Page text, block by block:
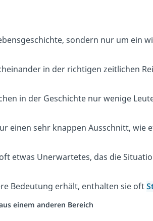
sondern nur um ein
in der richtigen zeitlichen
in der Geschichte nur wenige
einen sehr knappen Ausschnitt, wie
etwas Unerwartetes, das die
Bedeutung erhält, enthalten sie oft
einem anderen Bereich